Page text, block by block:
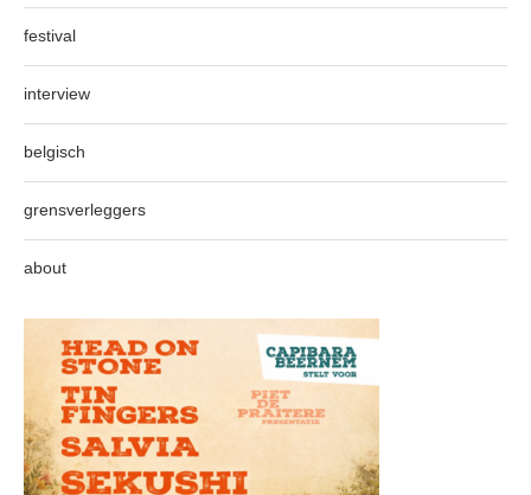
festival
interview
belgisch
grensverleggers
about